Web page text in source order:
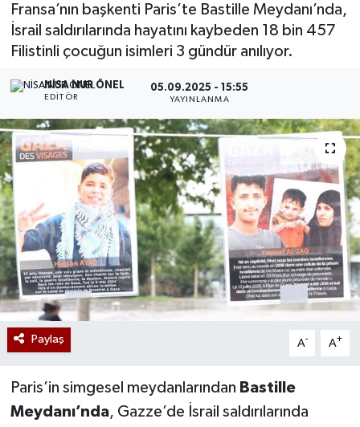
Fransa’nın başkenti Paris’te Bastille Meydanı’nda,
İsrail saldırılarında hayatını kaybeden 18 bin 457
Filistinli çocuğun isimleri 3 gündür anılıyor.
NISA NUR ÖNEL
EDITÖR
05.09.2025 - 15:55
YAYINLANMA
Paylaş A- A+
Paris’in simgesel meydanlarından Bastille
Meydanı’nda, Gazze’de İsrail saldırılarında
Kültür - Sanat
Haber Arşivi